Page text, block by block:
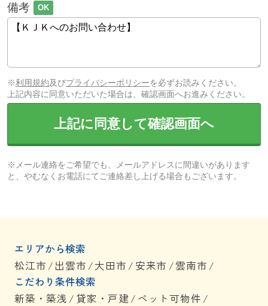
備考 OK
※利用規約及びプライバシーポリシーを必ずお読みください。
上記内容に同意いただいた場合は、確認画面へお進みください。
上記に同意して確認画面へ
※メール連絡をご希望でも、メールアドレスに間違いがあります
と、やむなくお電話にてご連絡差し上げる場合もございます。
エリアから検索
松江市 / 出雲市 /大田市 / 安来市 /雲南市 /
こだわり条件検索
新築・築浅 / 貸家・戸建/ ペット可物件 /